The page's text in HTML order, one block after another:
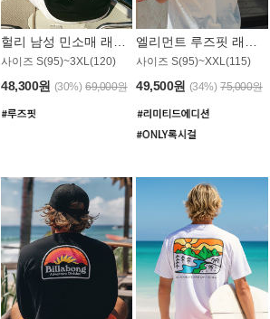
사이즈 S(95)~3XL(120)
48,300원 (30%) 69,000원
사이즈 S(95)~XXL(115)
49,500원 (34%) 75,000원